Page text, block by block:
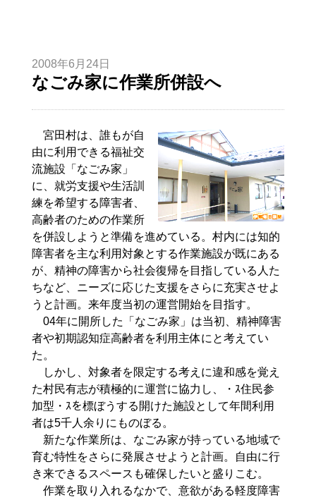
2008年6月24日
なごみ家に作業所併設へ
宮田村は、誰もが自
由に利用できる福祉交
流施設「なごみ家」
に、就労支援や生活訓
練を希望する障害者、
高齢者のための作業所
を併設しようと準備を進めている。村内には知的
障害者を主な利用対象とする作業施設が既にある
が、精神の障害から社会復帰を目指している人た
ちなど、ニーズに応じた支援をさらに充実させよ
うと計画。来年度当初の運営開始を目指す。
04年に開所した「なごみ家」は当初、精神障害
者や初期認知症高齢者を利用主体にと考えてい
た。
しかし、対象者を限定する考えに違和感を覚え
た村民有志が積極的に運営に協力し、・ｽ住民参
加型・ｽを標ぼうする開けた施設として年間利用
者は5千人余りにものぼる。
新たな作業所は、なごみ家が持っている地域で
育む特性をさらに発展させようと計画。自由に行
き来できるスペースも確保したいと盛りこむ。
作業を取り入れるなかで、意欲がある軽度障害